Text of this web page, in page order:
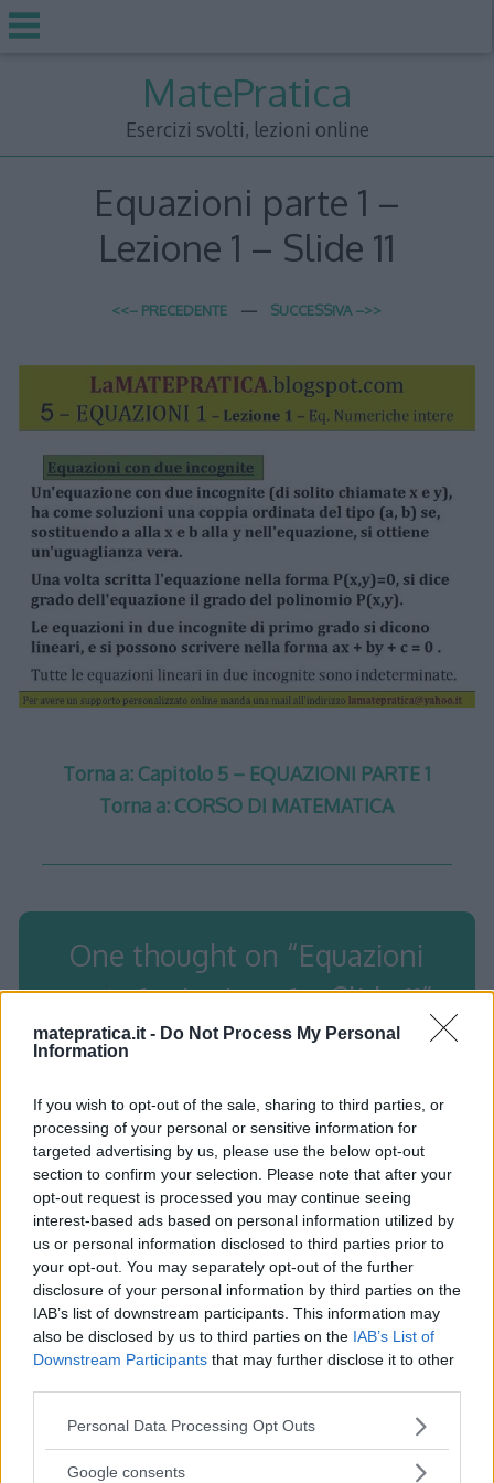
matepratica.it - Do Not Process My Personal
Information
If you wish to opt-out of the sale, sharing to third parties, or
processing of your personal or sensitive information for
targeted advertising by us, please use the below opt-out
section to confirm your selection. Please note that after your
opt-out request is processed you may continue seeing
interest-based ads based on personal information utilized by
us or personal information disclosed to third parties prior to
your opt-out. You may separately opt-out of the further
disclosure of your personal information by third parties on the
IAB’s list of downstream participants. This information may
also be disclosed by us to third parties on the IAB’s List of
Downstream Participants that may further disclose it to other
Please note that this website/app uses one or more Google
not limited to your visit or usage behaviour. You may click to
Personal Data Processing Opt Outs
Google consents
MatePratica
Esercizi svolti, lezioni online
Equazioni parte 1 –
Lezione 1 – Slide 11
<<– PRECEDENTE — SUCCESSIVA –>>
Torna a: Capitolo 5 – EQUAZIONI PARTE 1
Torna a: CORSO DI MATEMATICA
One thought on “Equazioni
parte 1 – Lezione 1 – Slide 11”
Albert ha detto:
5 Febbraio 2012 alle 2:08
Equazioni con due incognite
Un’equazione con due incognite (di
solito chiamate x e y), ha come
soluzioni una coppia ordinata del tipo
(a, b) se, sostituendo a alla x e b alla y
nell’equazione, si ottiene
un’uguaglianza vera.
Una volta scritta l’equazione nella
forma P(x,y)=0, si dice grado
dell’equazione il grado del polinomio